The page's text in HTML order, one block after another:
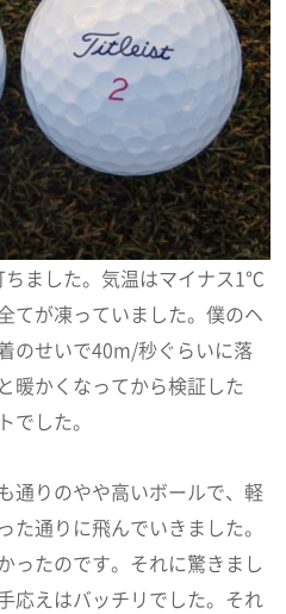
ちました。気温はマイナス1℃
てが凍っていました。僕のヘ
のせいで40m/秒ぐらいに落
暖かくなってから検証した
でした。
通りのやや高いボールで、軽
た通りに飛んでいきました。
ったのです。それに驚きまし
応えはバッチリでした。それ